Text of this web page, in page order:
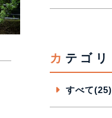
カテゴリ
すべて(25)